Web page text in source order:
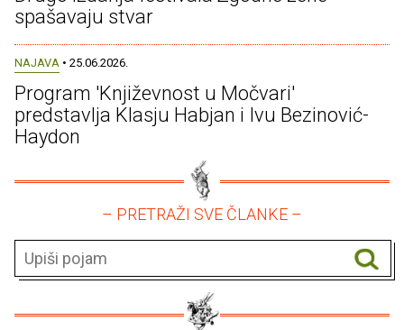
spašavaju stvar
NAJAVA • 25.06.2026.
Program 'Književnost u Močvari'
predstavlja Klasju Habjan i Ivu Bezinović-
Haydon
– PRETRAŽI SVE ČLANKE –